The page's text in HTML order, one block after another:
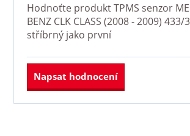
Hodnoťte produktTPMS senzor
BENZ CLK CLASS (2008 - 2009) 433/
stříbrnýjako první
Napsat hodnocení